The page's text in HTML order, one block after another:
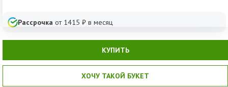
Рассрочка от 1415 ₽ в месяц
КУПИТЬ
ХОЧУ ТАКОЙ БУКЕТ